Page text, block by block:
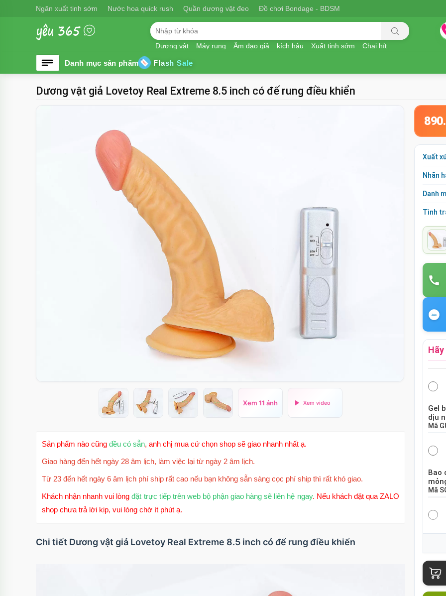
Ngăn xuất tinh sớm Nước hoa quick rush Quần dương vật đeo Đồ chơi Bondage - BDSM
Dương vật Máy rung Âm đạo giả kích hậu Xuất tinh sớm Chai hít
Flash Sale
Dương vật giả Lovetoy Real Extreme 8.5 inch có đế rung điều khiển
Xem 11 ảnh
Xuất
Nhãn
Danh
Tình
Gel
dịu
Mã
Bao
Mã
Mã
Sản phẩm nào cũng đều có sẵn, anh chị mua cứ chọn shop sẽ giao nhanh nhất ạ.
Giao hàng đến hết ngày 28 âm lịch, làm việc lại từ ngày 2 âm lịch.
Từ 23 đến hết ngày 6 âm lịch phí ship rất cao nếu bạn không sẵn sàng cọc phí ship thì rất khó giao.
Khách nhận nhanh vui lòngđặt trực tiếp trên web bộ phận giao hàng sẽ liên hệ ngay. Nếu khách đặt qua ZALO
shop chưa trả lời kịp, vui lòng chờ ít phút ạ.
Chi tiết Dương vật giả Lovetoy Real Extreme 8.5 inch có đế rung điều khiển